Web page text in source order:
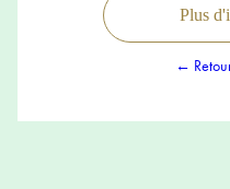
Plus
←